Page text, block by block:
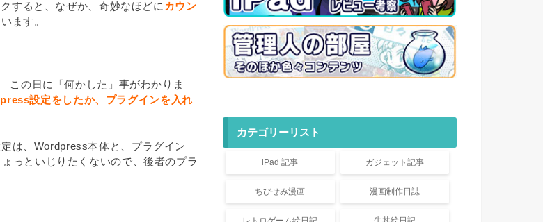
すると、なぜか、奇妙なほどに カウン
ます。
この日に「何かした」事がわかりま
設定をしたか、プラグインを入れ
は、Wordpress本体と、プラグイン
っといじりたくないので、後者のプラ
カテゴリーリスト
iPad 記事 ガジェット記事
ちびせみ漫画 漫画制作日誌